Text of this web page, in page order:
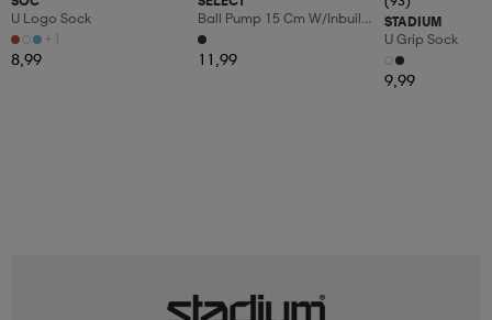
U Logo Sock
+1
8,99
Ball Pump 15 Cm W/inbuilt
Hose
11,99
STADIUM
U Grip Sock
9,99